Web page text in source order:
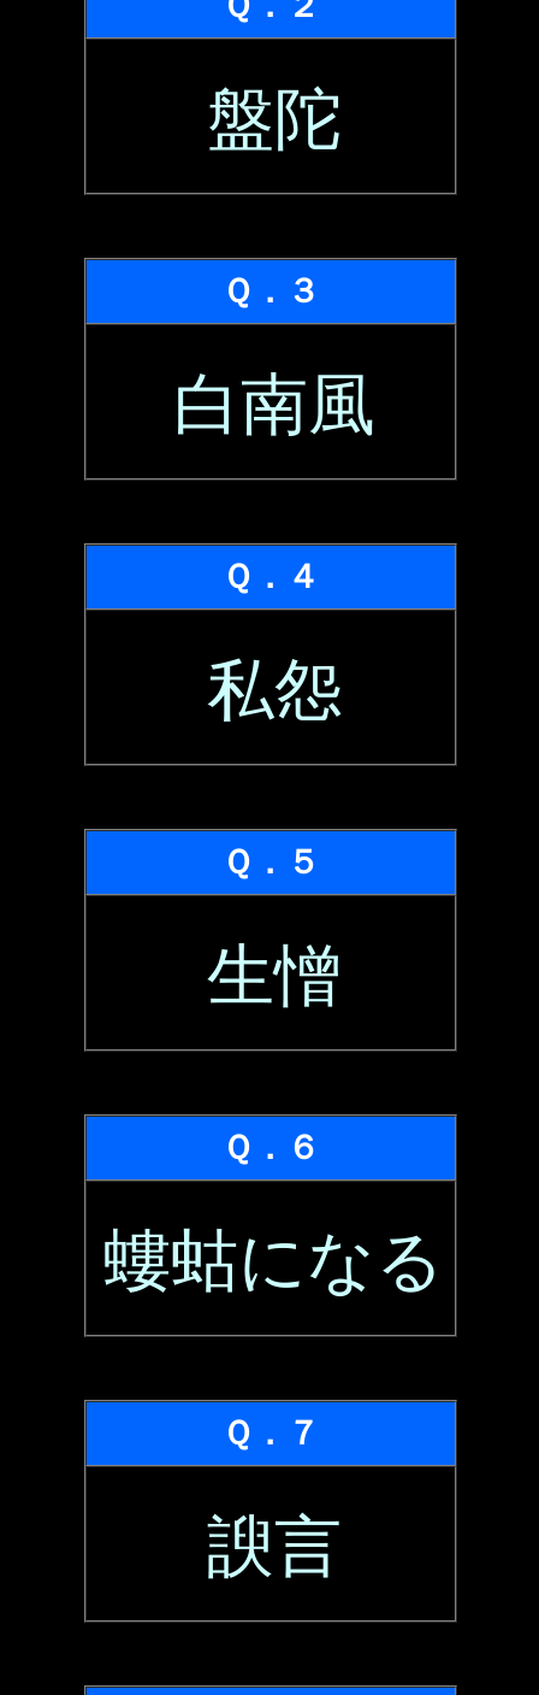
盤陀
Ｑ．３
白南風
Ｑ．４
私怨
Ｑ．５
生憎
Ｑ．６
螻蛄になる
Ｑ．７
諛言